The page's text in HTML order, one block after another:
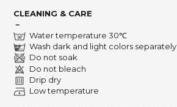
CLEANING & CARE
－
Water temperature 30℃
Wash dark and light colors separately
Do not soak
Do not bleach
Drip dry
Low temperature